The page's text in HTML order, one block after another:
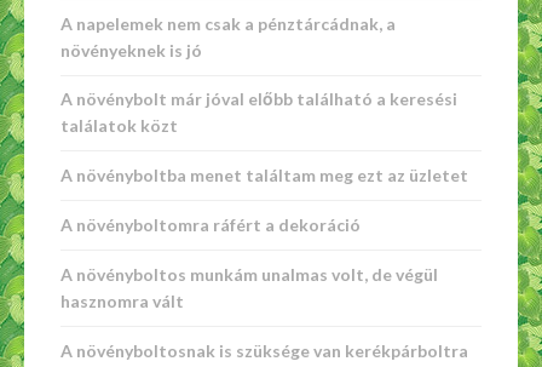
A napelemek nem csak a pénztárcádnak, a
növényeknek is jó
A növénybolt már jóval előbb található a keresési
találatok közt
A növényboltba menet találtam meg ezt az üzletet
A növényboltomra ráfért a dekoráció
A növényboltos munkám unalmas volt, de végül
hasznomra vált
A növényboltosnak is szüksége van kerékpárboltra